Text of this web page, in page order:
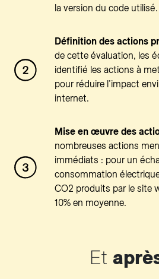
la version du code utilisé.
Définition des actions
de cette évaluation, les
identifié les actions à
pour réduire l’impact
internet.
Mise en œuvre des
nombreuses actions
immédiats : pour un
consommation
CO2 produits par le site
10% en moyenne.
Et